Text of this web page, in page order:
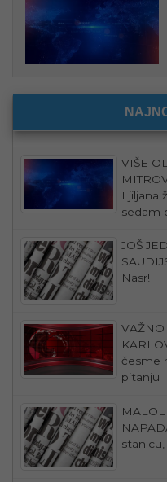
VIŠE OD 850 TRKAČA U SREMSKOJ
Ljiljana
sedam
JOŠ JEDAN PORTUGALAC OTIŠAO U
Nasr!
VAŽNO UPOZORENJE ZA SREMSKE
česme
pitanju
MALOLETNIK UHAPŠEN ZBOG